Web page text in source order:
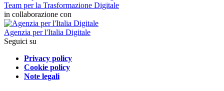
Team per la Trasformazione Digitale
in collaborazione con
Agenzia per l'Italia Digitale
Seguici su
Privacy policy
Cookie policy
Note legali